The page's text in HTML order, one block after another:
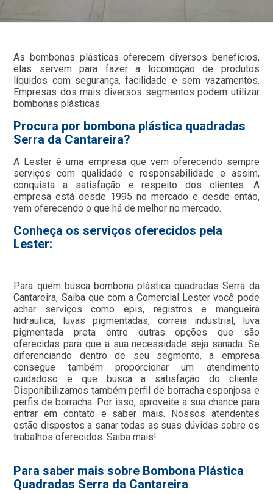
As bombonas plásticas oferecem diversos benefícios,
elas servem para fazer a locomoção de produtos
líquidos com segurança, facilidade e sem vazamentos.
Empresas dos mais diversos segmentos podem utilizar
bombonas plásticas.
Procura por bombona plástica quadradas
Serra da Cantareira?
A Lester é uma empresa que vem oferecendo sempre
serviços com qualidade e responsabilidade e assim,
conquista a satisfação e respeito dos clientes. A
empresa está desde 1995 no mercado e desde então,
vem oferecendo o que há de melhor no mercado.
Conheça os serviços oferecidos pela
Lester:
Para quem busca bombona plástica quadradas Serra da
Cantareira, Saiba que com a Comercial Lester você pode
achar serviços como epis, registros e mangueira
hidraulica, luvas pigmentadas, correia industrial, luva
pigmentada preta entre outras opções que são
oferecidas para que a sua necessidade seja sanada. Se
diferenciando dentro de seu segmento, a empresa
consegue também proporcionar um atendimento
cuidadoso e que busca a satisfação do cliente.
Disponibilizamos também perfil de borracha esponjosa e
perfis de borracha. Por isso, aproveite a sua chance para
entrar em contato e saber mais. Nossos atendentes
estão dispostos a sanar todas as suas dúvidas sobre os
trabalhos oferecidos. Saiba mais!
Para saber mais sobre Bombona Plástica
Quadradas Serra da Cantareira